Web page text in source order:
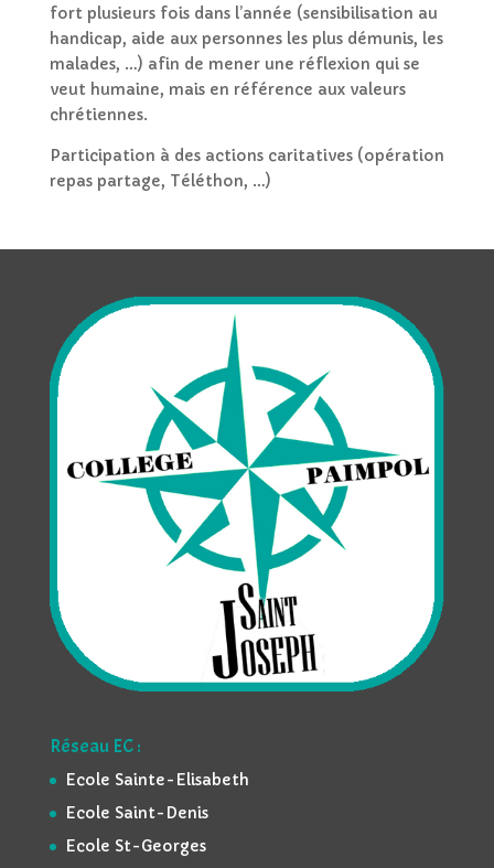
fort plusieurs fois dans l’année (sensibilisation au
handicap, aide aux personnes les plus démunis, les
malades, …) afin de mener une réflexion qui se
veut humaine, mais en référence aux valeurs
chrétiennes.
Participation à des actions caritatives (opération
repas partage, Téléthon, …)
Réseau EC :
Ecole Sainte-Elisabeth
Ecole Saint-Denis
Ecole St-Georges